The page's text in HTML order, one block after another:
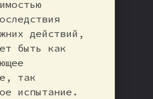
действий,
быть как
так
испытание.